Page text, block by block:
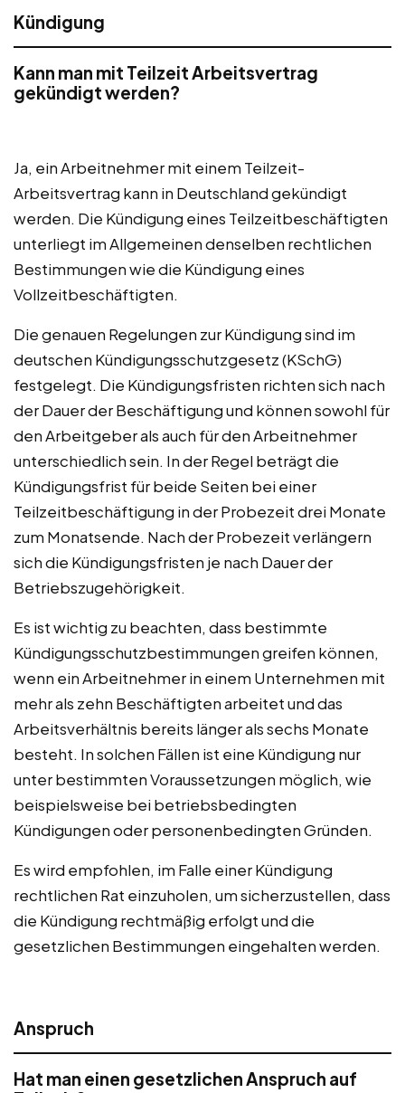
Kündigung
Kann man mit Teilzeit Arbeitsvertrag
gekündigt werden?
Ja, ein Arbeitnehmer mit einem Teilzeit-
Arbeitsvertrag kann in Deutschland gekündigt
werden. Die Kündigung eines Teilzeitbeschäftigten
unterliegt im Allgemeinen denselben rechtlichen
Bestimmungen wie die Kündigung eines
Vollzeitbeschäftigten.
Die genauen Regelungen zur Kündigung sind im
deutschen Kündigungsschutzgesetz (KSchG)
festgelegt. Die Kündigungsfristen richten sich nach
der Dauer der Beschäftigung und können sowohl für
den Arbeitgeber als auch für den Arbeitnehmer
unterschiedlich sein. In der Regel beträgt die
Kündigungsfrist für beide Seiten bei einer
Teilzeitbeschäftigung in der Probezeit drei Monate
zum Monatsende. Nach der Probezeit verlängern
sich die Kündigungsfristen je nach Dauer der
Betriebszugehörigkeit.
Es ist wichtig zu beachten, dass bestimmte
Kündigungsschutzbestimmungen greifen können,
wenn ein Arbeitnehmer in einem Unternehmen mit
mehr als zehn Beschäftigten arbeitet und das
Arbeitsverhältnis bereits länger als sechs Monate
besteht. In solchen Fällen ist eine Kündigung nur
unter bestimmten Voraussetzungen möglich, wie
beispielsweise bei betriebsbedingten
Kündigungen oder personenbedingten Gründen.
Es wird empfohlen, im Falle einer Kündigung
rechtlichen Rat einzuholen, um sicherzustellen, dass
die Kündigung rechtmäßig erfolgt und die
gesetzlichen Bestimmungen eingehalten werden.
Anspruch
Hat man einen gesetzlichen Anspruch auf